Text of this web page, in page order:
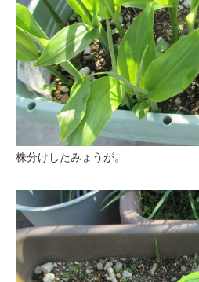
株分けしたみょうが。↑